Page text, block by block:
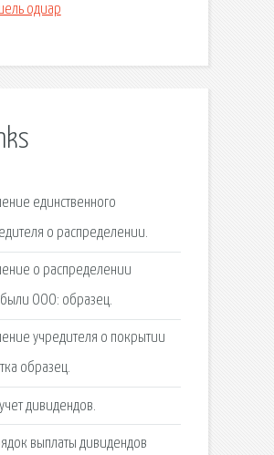
одиар
единственного
о распределении.
о распределении
ООО: образец.
учредителя о покрытии
образец.
дивидендов.
выплаты дивидендов